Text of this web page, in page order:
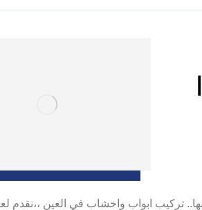
تركيب ابواب واخشاب في العين |0557821580|
تركيب ابواب واخشاب في العين ،،نقدم